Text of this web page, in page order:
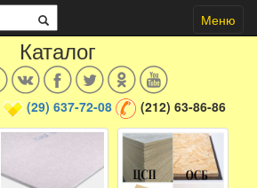
Меню
Каталог
(29) 637-72-08 (212) 63-86-86